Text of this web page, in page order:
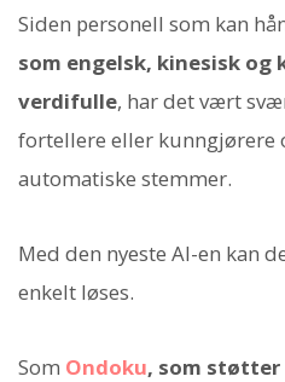
Siden personell som kan
som engelsk, kinesisk
verdifulle, har det vært
fortellere eller kunngjørere
automatiske stemmer.
Med den nyeste AI-en kan
enkelt løses.
Som Ondoku, som støtter